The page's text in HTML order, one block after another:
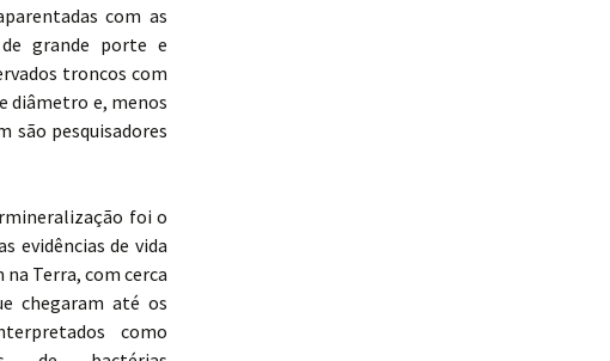
com as
grande porte e
troncos com
diâmetro e, menos
são pesquisadores
foi o
evidências de vida
Terra, com cerca
chegaram até os
como